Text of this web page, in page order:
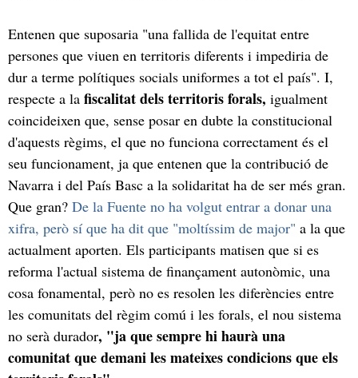
Entenen que suposaria "una fallida de l'equitat entre
persones que viuen en territoris diferents i impediria de
dur a terme polítiques socials uniformes a tot el país". I,
respecte a la fiscalitat dels territoris forals, igualment
coincideixen que, sense posar en dubte la constitucional
d'aquests règims, el que no funciona correctament és el
seu funcionament, ja que entenen que la contribució de
Navarra i del País Basc a la solidaritat ha de ser més gran.
Que gran? De la Fuente no ha volgut entrar a donar una
xifra, però sí que ha dit que "moltíssim de major" a la que
actualment aporten. Els participants matisen que si es
reforma l'actual sistema de finançament autonòmic, una
cosa fonamental, però no es resolen les diferències entre
les comunitats del règim comú i les forals, el nou sistema
no serà durador, "ja que sempre hi haurà una
comunitat que demani les mateixes condicions que els